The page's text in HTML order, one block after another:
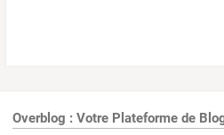
Overblog : Votre Plateforme de